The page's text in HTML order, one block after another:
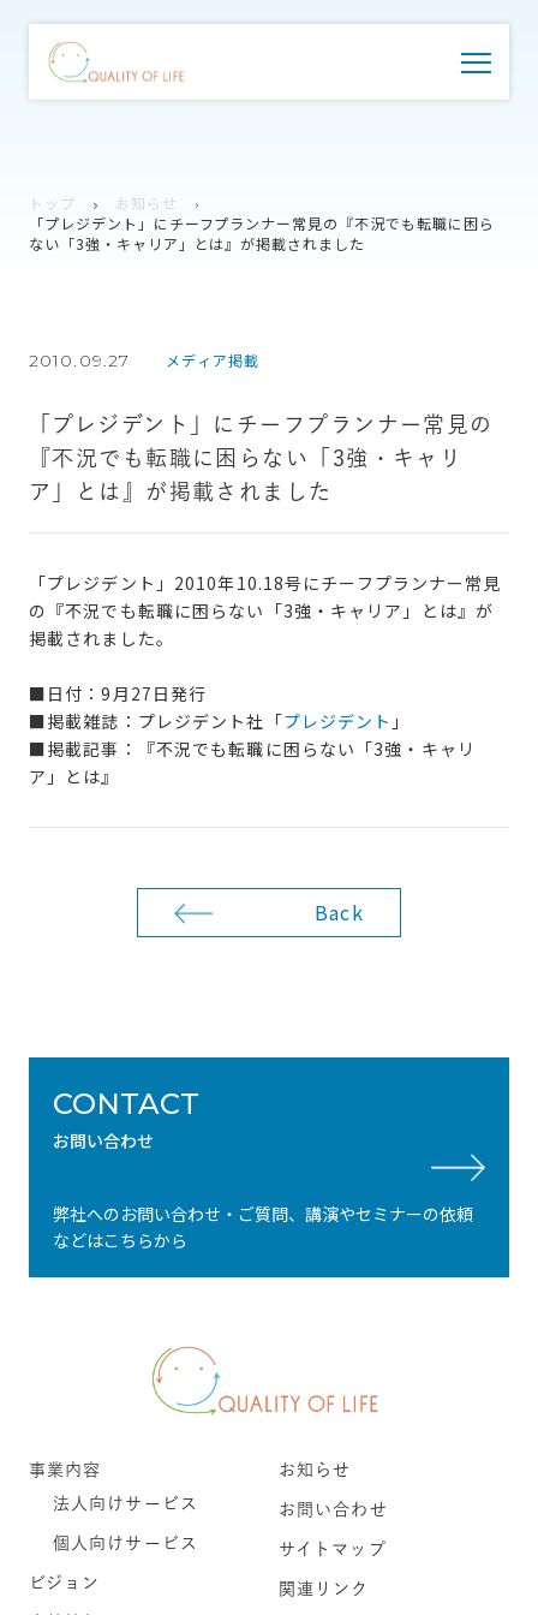
トップ
お知らせ
「プレジデント」にチーフプランナー常見の『不況でも転職に困ら
ない「3強・キャリア」とは』が掲載されました
2010.09.27 メディア掲載
「プレジデント」にチーフプランナー常見の
『不況でも転職に困らない「3強・キャリ
ア」とは』が掲載されました
「プレジデント」2010年10.18号にチーフプランナー常見
の『不況でも転職に困らない「3強・キャリア」とは』が
掲載されました。
■日付：9月27日発行
■掲載雑誌：プレジデント社「プレジデント 」
■掲載記事：『不況でも転職に困らない「3強・キャリ
ア」とは』
Back
CONTACT
お問い合わせ
弊社へのお問い合わせ・ご質問、講演やセミナーの依頼
などはこちらから
事業内容
法人向けサービス
個人向けサービス
ビジョン
お知らせ
お問い合わせ
サイトマップ
関連リンク